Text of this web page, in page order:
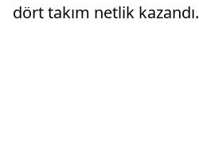
dört takım netlik kazandı.